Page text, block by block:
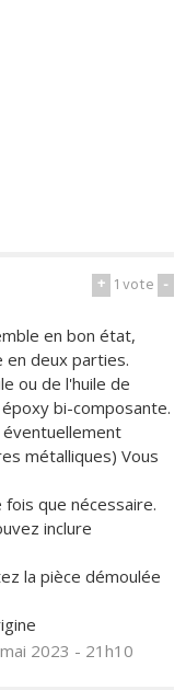
+ 1vote -
en bon état,
en deux parties.
ou de l'huile de
bi-composante.
éventuellement
métalliques) Vous
que nécessaire.
inclure
la pièce démoulée
2023 - 21h10